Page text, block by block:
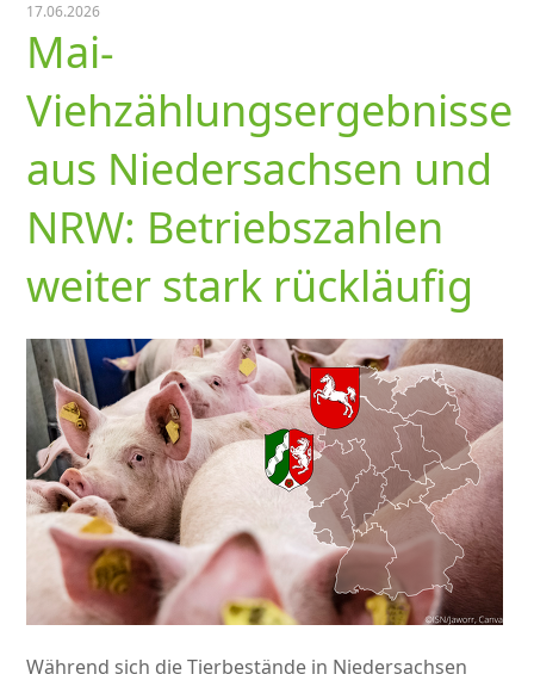
17.06.2026
Mai-
Viehzählungsergebnisse
aus Niedersachsen und
NRW: Betriebszahlen
weiter stark rückläufig
Während sich die Tierbestände in Niedersachsen